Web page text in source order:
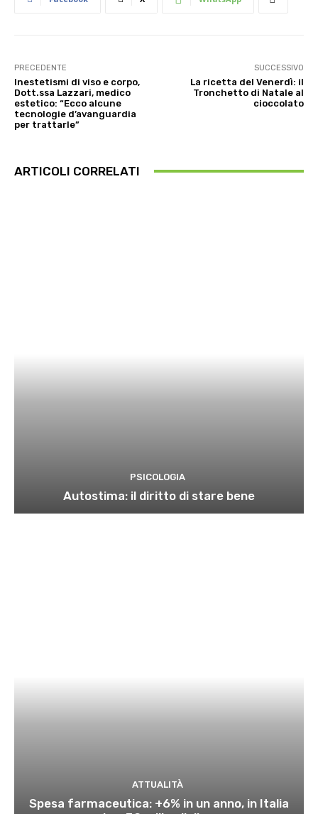
PRECEDENTE
Inestetismi di viso e corpo,
Dott.ssa Lazzari, medico
estetico: “Ecco alcune
tecnologie d’avanguardia
per trattarle”
SUCCESSIVO
La ricetta del Venerdì: il
Tronchetto di Natale al
cioccolato
ARTICOLI CORRELATI
PSICOLOGIA
Autostima: il diritto di stare bene
ATTUALITÀ
Spesa farmaceutica: +6% in un anno, in Italia